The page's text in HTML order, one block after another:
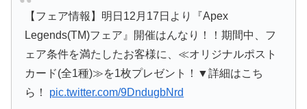
【フェア情報】明日12月17日より『Apex
Legends(TM)フェア』開催はんなり！！期間中、フ
ェア条件を満たしたお客様に、≪オリジナルポスト
カード(全1種)≫を1枚プレゼント！▼詳細はこち
ら！ pic.twitter.com/9DndugbNrd